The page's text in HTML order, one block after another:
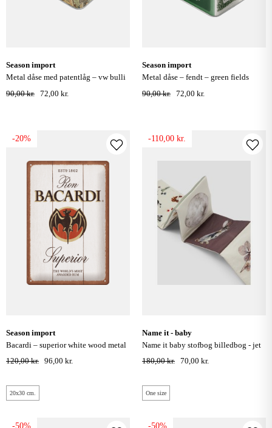
season import
metal dåse med patentlåg – vw bulli
90,00 kr. 72,00 kr.
season import
metal dåse – fendt – green fields
90,00 kr. 72,00 kr.
-20%
season import
bacardi – superior white wood metal
skilt 20x30 cm.
120,00 kr. 96,00 kr.
20x30 cm.
-110,00 kr.
name it - baby
name it baby stofbog billedbog - jet
stream
180,00 kr. 70,00 kr.
One size
-50% -50%